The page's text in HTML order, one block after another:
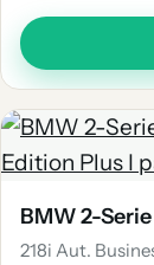
BMW 2-
218i Aut.